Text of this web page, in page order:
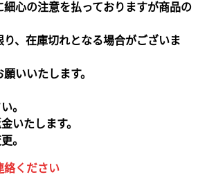
細心の注意を払っておりますが商品の
、在庫切れとなる場合がございま
いいたします。
。
いたします。
。
絡ください